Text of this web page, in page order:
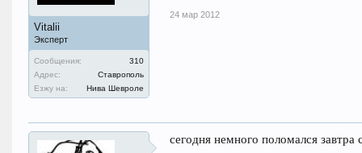
Vitalii
Эксперт
Сообщения:
310
Адрес:
Ставрополь
Езжу на:
Нива Шевроле
24 мар 2012
сегодня немного поломался